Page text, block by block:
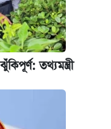
তথ্যমন্ত্রী